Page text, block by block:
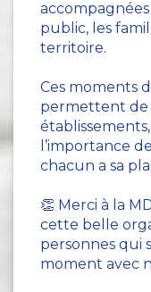
public, les
territoire.
Ces moments
permettent de
l’importance
chacun a sa
👏 Merci à la
cette belle
personnes qui
moment avec